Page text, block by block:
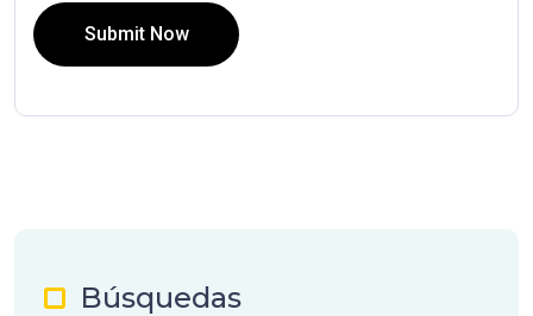
Submit Now
Búsquedas